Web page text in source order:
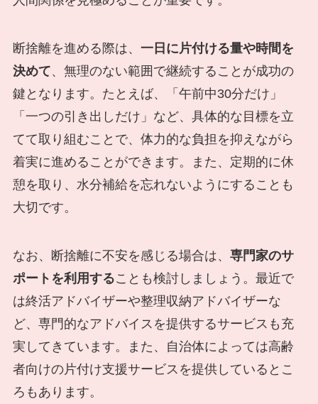
断捨離を進める際は、 一日に片付ける量や時間を
決めて、無理のない範囲で継続することが成功の
鍵となります。たとえば、「午前中30分だけ」
「一つの引き出しだけ」など、具体的な目標を立
てて取り組むことで、体力的な負担を抑えながら
着実に進めることができます。また、定期的に休
憩を取り、水分補給を忘れないようにすることも
大切です。
なお、断捨離に不安を感じる場合は、 専門家のサ
ポートを利用することも検討しましょう。最近で
は終活アドバイザーや整理収納アドバイザーな
ど、専門的なアドバイスを提供するサービスも充
実してきています。また、自治体によっては高齢
者向けの片付け支援サービスを提供しているとこ
ろもあります。